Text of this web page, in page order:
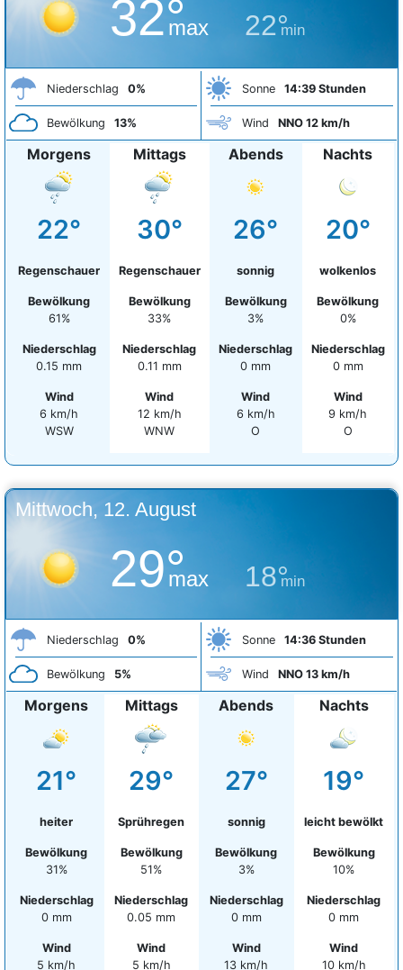
32°
max 22°
min
Niederschlag 0%
Bewölkung 13%
Sonne 14:39 Stunden
Wind NNO 12 km/h
Morgens
22°
Regenschauer
Bewölkung
61%
Niederschlag
0.15 mm
Wind
6 km/h
WSW
Mittags
30°
Regenschauer
Bewölkung
33%
Niederschlag
0.11 mm
Wind
12 km/h
WNW
Abends
26°
sonnig
Bewölkung
3%
Niederschlag
0 mm
Wind
6 km/h
O
Nachts
20°
wolkenlos
Bewölkung
0%
Niederschlag
0 mm
Wind
9 km/h
O
Mittwoch, 12. August
29°
max 18°
min
Niederschlag 0%
Bewölkung 5%
Sonne 14:36 Stunden
Wind NNO 13 km/h
Morgens
21°
heiter
Bewölkung
31%
Niederschlag
0 mm
Wind
5 km/h
Mittags
29°
Sprühregen
Bewölkung
51%
Niederschlag
0.05 mm
Wind
5 km/h
Abends
27°
sonnig
Bewölkung
3%
Niederschlag
0 mm
Wind
13 km/h
Nachts
19°
leicht bewölkt
Bewölkung
10%
Niederschlag
0 mm
Wind
10 km/h